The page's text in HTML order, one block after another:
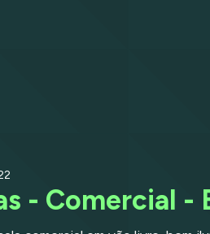
- Comercial -